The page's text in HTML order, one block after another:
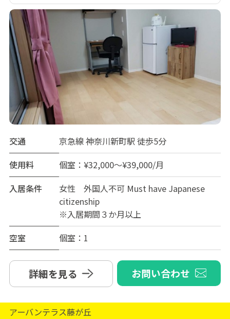
交通
京急線 神奈川新町駅 徒歩5分
使用料
個室：¥32,000～¥39,000/月
入居条件
女性 外国人不可 Must have Japanese
citizenship
※入居期間３か月以上
空室
個室：1
詳細を見る お問い合わせ
アーバンテラス藤が丘